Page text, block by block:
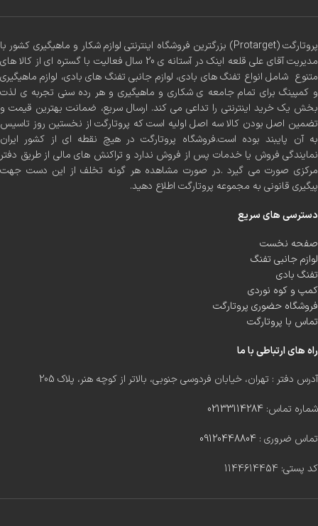
پروتارگت (Protarget) بزرگترین فروشگاه اینترنتی لوازم شکار و ماهیگیری کشور با
مدیریت آقای علی قلعه اینک در آستانه ی 20 سال فعالیت با گستره ای از کالا های
متنوع شامل انواع تفنگ های بادی، لوازم جانبی تفنگ های بادی، لوازم ماهیگیری
و کمپینگ برای تمام جامعه ی شکاری و ماهیگیری و هر رده سنی تجربه ی لذت
بخش یک خرید اینترنتی را تداعی می کند. ارسال سریع، ضمانت بهترین قیمت و
تضمین اصل بودن کالا سه اصل اولیه است که پروتارگت از نخستین روز تاسیس
به آن پایبند بوده است.فروشگاه پروتارگت در هیچ نقطه ای از کشور ایران
نمایندگی فروش یا خدمات پس از فروش ندارد و تراکنش های مالی از طریق دفتر
مرکزی صورت می گیرد .در صورت مشاهده هر گونه تخلف از این دست جهت
پیگیری قانونی به مجموعه پروتارگت اطلاع دهید.
دسترسی های سریع
صفحه نخست
لوازم جانبی تفنگ
تفنگ بادی
کمپ و کوه نوردی
فروشگاه حضوری پروتارگت
تماس با پروتارگت
راه های ارتباطی با ما
آدرس دفتر : تهران، خیابان فردوسی جنوبی، بالاتر از کوچه هنر، پلاک 205
شماره تماس: 02133114284
تماس ضروری : 09120448804
کد پستی: 1144614454